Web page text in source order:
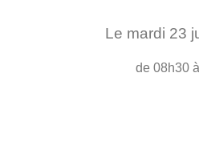
Le mardi 23
de 08h30